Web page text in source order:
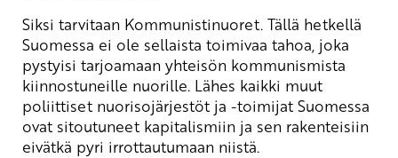
Siksi tarvitaan Kommunistinuoret. Tällä hetkellä
Suomessa ei ole sellaista toimivaa tahoa, joka
pystyisi tarjoamaan yhteisön kommunismista
kiinnostuneille nuorille. Lähes kaikki muut
poliittiset nuorisojärjestöt ja -toimijat Suomessa
ovat sitoutuneet kapitalismiin ja sen rakenteisiin
eivätkä pyri irrottautumaan niistä.